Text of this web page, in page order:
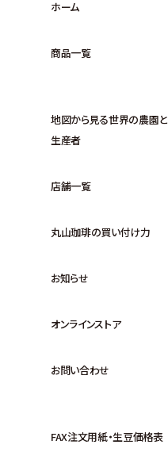
ホーム
商品一覧
地図から見る世界の農園と
生産者
店舗一覧
丸山珈琲の買い付け力
お知らせ
オンラインストア
お問い合わせ
FAX注文用紙・生豆価格表